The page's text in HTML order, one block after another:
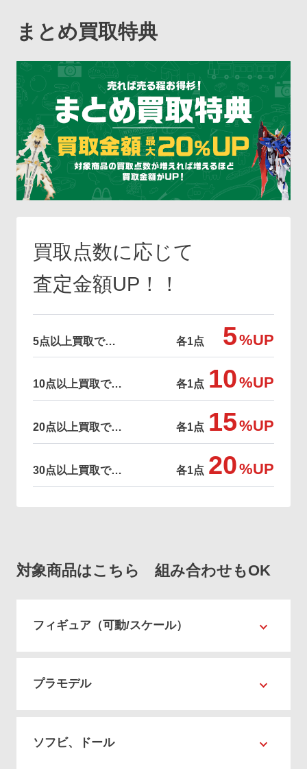
まとめ買取特典
買取点数に応じて
査定金額UP！！
5点以上買取で… 各1点 5%UP
10点以上買取で… 各1点 10%UP
20点以上買取で… 各1点 15%UP
30点以上買取で… 各1点 20%UP
対象商品はこちら 組み合わせもOK
フィギュア（可動/スケール）
プラモデル
ソフビ、ドール